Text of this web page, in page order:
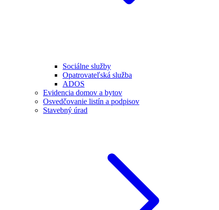
Sociálne služby
Opatrovateľská služba
ADOS
Evidencia domov a bytov
Osvedčovanie listín a podpisov
Stavebný úrad